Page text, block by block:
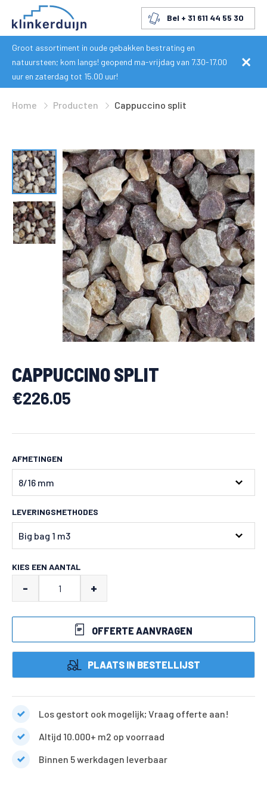
Bel + 31 611 44 55 30
Groot assortiment in oude gebakken bestrating en
natuursteen; kom langs! geopend ma-vrijdag van 7.30-17.00
uur en zaterdag tot 15.00 uur!
Home Producten Cappuccino split
CAPPUCCINO SPLIT
€226.05
AFMETINGEN
LEVERINGSMETHODES
€226.05
KIES EEN AANTAL
split
aantal
- +
OFFERTE AANVRAGEN
PLAATS IN BESTELLIJST
Los gestort ook mogelijk; Vraag offerte aan!
Altijd 10.000+ m2 op voorraad
Binnen 5 werkdagen leverbaar